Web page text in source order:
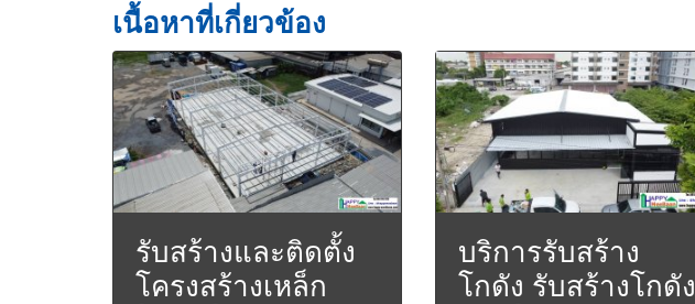
เนื้อหาที่เกี่ยวข้อง
รับสร้างและติดตั้ง
โครงสร้างเหล็ก
บริการรับสร้าง
โกดัง รับสร้างโกดัง